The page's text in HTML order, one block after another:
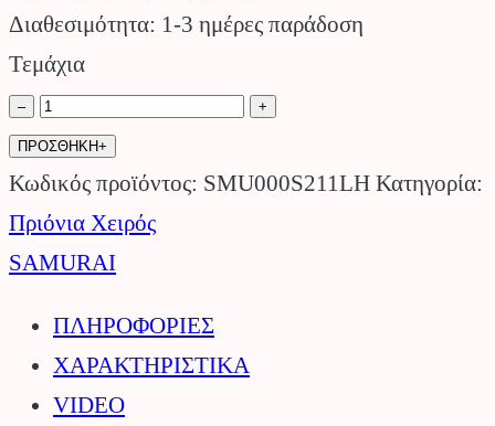
Διαθεσιμότητα: 1-3 ημέρες παράδοση
Τεμάχια
–
Ανταλλακτική
Λάμα
21cm
για
Χειροπρίονα
ποσότητα
+
ΠΡΟΣΘΗΚΗ+
Κωδικός προϊόντος: SMU000S211LH Κατηγορία:
Πριόνια Χειρός
SAMURAI
ΠΛΗΡΟΦΟΡΙΕΣ
ΧΑΡΑΚΤΗΡΙΣΤΙΚΑ
VIDEO